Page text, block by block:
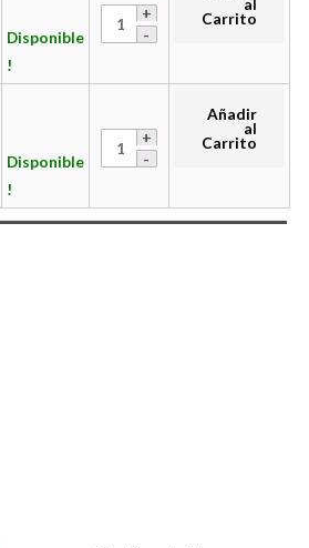
Disponible
!
Carrito
Disponible
!
Añadir
al
Carrito